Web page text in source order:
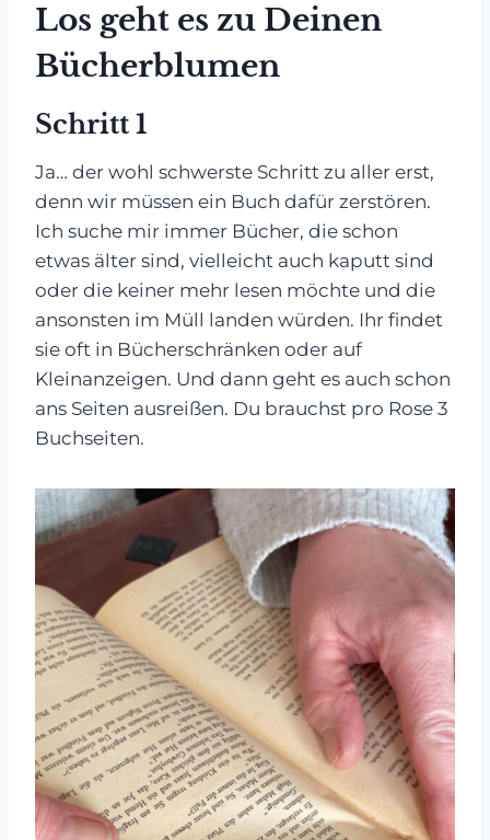
Los geht es zu Deinen
Bücherblumen
Schritt 1
Ja… der wohl schwerste Schritt zu aller erst,
denn wir müssen ein Buch dafür zerstören.
Ich suche mir immer Bücher, die schon
etwas älter sind, vielleicht auch kaputt sind
oder die keiner mehr lesen möchte und die
ansonsten im Müll landen würden. Ihr findet
sie oft in Bücherschränken oder auf
Kleinanzeigen. Und dann geht es auch schon
ans Seiten ausreißen. Du brauchst pro Rose 3
Buchseiten.